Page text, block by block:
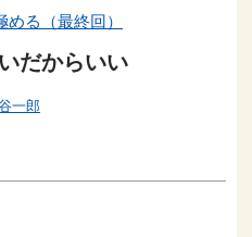
る（最終回）
だからいい
一郎